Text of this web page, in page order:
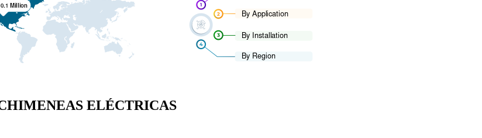
ELÉCTRICAS